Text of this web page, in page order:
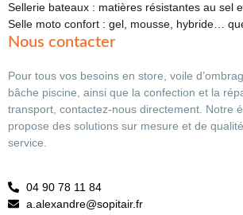
Sellerie bateaux : matières résistantes au sel
Selle moto confort : gel, mousse, hybride…
Nous contacter
Pour tous vos besoins en store, voile
bâche piscine, ainsi que la confection et la
transport, contactez-nous directement. Notre
propose des solutions sur mesure et de
service.
04 90 78 11 84
a.alexandre@sopitair.fr